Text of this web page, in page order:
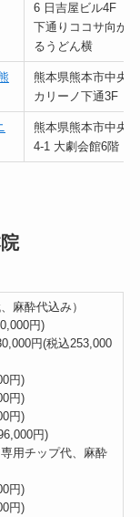
6 日吉屋ビル4F
下通りココサ向か
るうどん横
熊本県熊本市中央
カリーノ下通3F
熊本県熊本市中央
4-1 大劇会館6階
麻酔代込み）
円)
円(税込253,000
円)
円)
円)
円)
用チップ代、麻酔
円)
円)